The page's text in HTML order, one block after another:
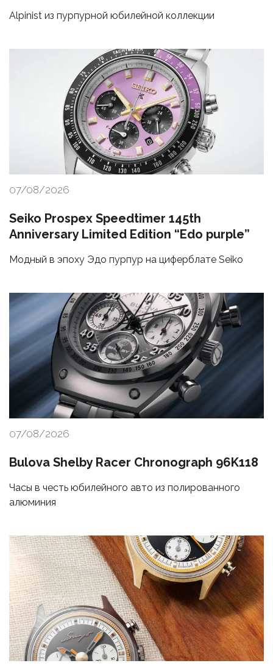
Alpinist из пурпурной юбилейной коллекции
07/08/2026
Seiko Prospex Speedtimer 145th
Anniversary Limited Edition “Edo purple”
Модный в эпоху Эдо пурпур на циферблате Seiko
07/08/2026
Bulova Shelby Racer Chronograph 96K118
Часы в честь юбилейного авто из полированного
алюминия